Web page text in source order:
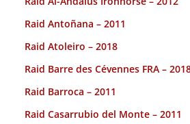
Raid Antoñana – 2011
Raid Atoleiro – 2018
Raid Barre des Cévennes FRA –
Raid Barroca – 2011
Raid Casarrubio del Monte – 2011